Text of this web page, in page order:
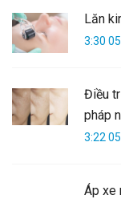
Lăn
3:30
Điều
pháp
3:22
Áp xe